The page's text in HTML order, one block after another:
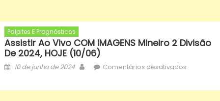
Palpites E Prognósticos
Assistir Ao Vivo COM IMAGENS Mineiro 2 Divisão
De 2024, HOJE (10/06)
Posted
10 de junho de 2024 AuthorComentários desativadosem
ao